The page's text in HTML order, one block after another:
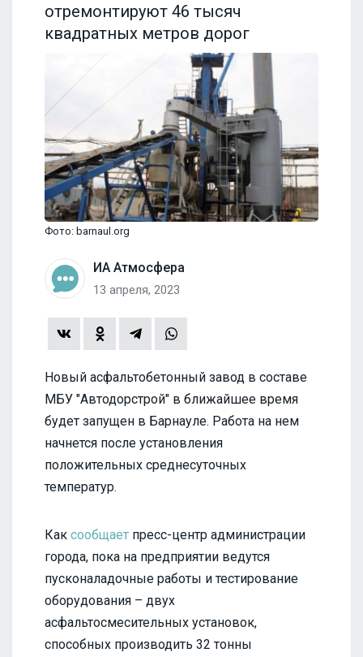
отремонтируют 46 тысяч
квадратных метров дорог
Фото: barnaul.org
ИА Атмосфера
13 апреля, 2023
Новый асфальтобетонный завод в составе
МБУ "Автодорстрой" в ближайшее время
будет запущен в Барнауле. Работа на нем
начнется после установления
положительных среднесуточных
температур.
Как сообщает пресс-центр администрации
города, пока на предприятии ведутся
пусконаладочные работы и тестирование
оборудования – двух
асфальтосмесительных установок,
способных производить 32 тонны